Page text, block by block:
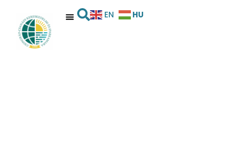
EN HU